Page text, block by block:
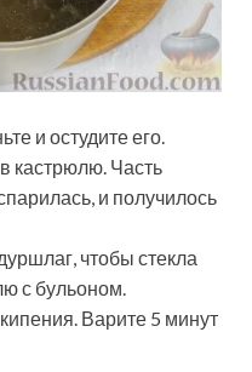
и остудите его.
кастрюлю. Часть
и получилось
чтобы стекла
с бульоном.
Варите 5 минут